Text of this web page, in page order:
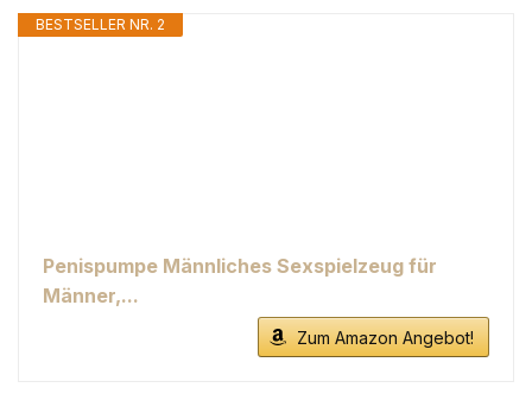
BESTSELLER NR. 2
Penispumpe Männliches Sexspielzeug für
Männer,...
Zum Amazon Angebot!